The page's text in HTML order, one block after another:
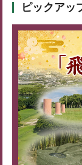
ピックアッ